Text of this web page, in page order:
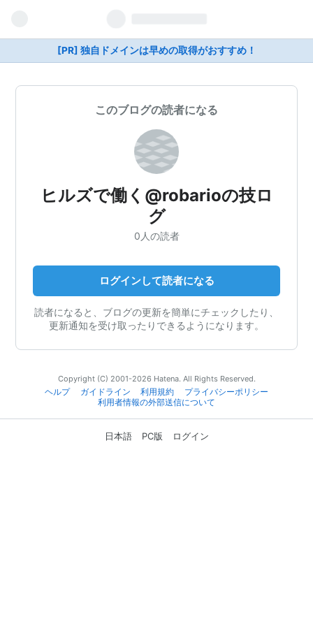
[PR] 独自ドメインは早めの取得がおすすめ！
このブログの読者になる
ヒルズで働く@robarioの技ロ
グ
0人の読者
ログインして読者になる
読者になると、ブログの更新を簡単にチェックしたり、
更新通知を受け取ったりできるようになります。
Copyright (C) 2001-2026 Hatena. All Rights Reserved.
ヘルプ
ガイドライン 利用規約
プライバシーポリシー
利用者情報の外部送信について
日本語 PC版 ログイン